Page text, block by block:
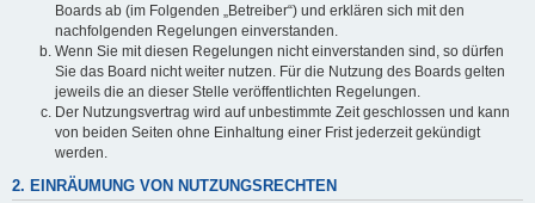
Boards ab (im Folgenden „Betreiber“) und erklären sich mit den
nachfolgenden Regelungen einverstanden.
Wenn Sie mit diesen Regelungen nicht einverstanden sind, so dürfen
Sie das Board nicht weiter nutzen. Für die Nutzung des Boards gelten
jeweils die an dieser Stelle veröffentlichten Regelungen.
Der Nutzungsvertrag wird auf unbestimmte Zeit geschlossen und kann
von beiden Seiten ohne Einhaltung einer Frist jederzeit gekündigt
werden.
2. EINRÄUMUNG VON NUTZUNGSRECHTEN